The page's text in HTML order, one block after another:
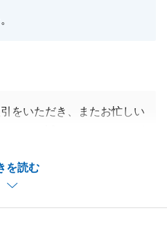
を読む
をいただき、またお忙しい
リアで、ご希望に合うご物
、私自身も大変嬉しく思い